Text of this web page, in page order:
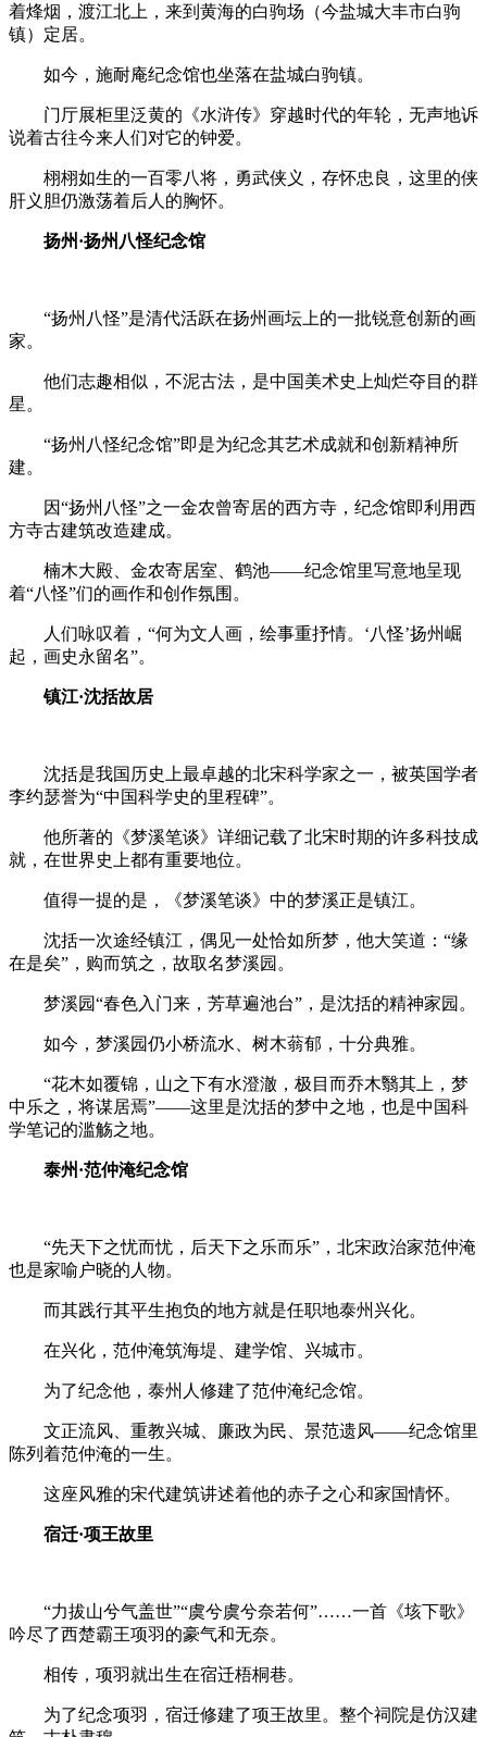
着烽烟，渡江北上，来到黄海的白驹场（今盐城大丰市白驹
镇）定居。
如今，施耐庵纪念馆也坐落在盐城白驹镇。
门厅展柜里泛黄的《水浒传》穿越时代的年轮，无声地诉
说着古往今来人们对它的钟爱。
栩栩如生的一百零八将，勇武侠义，存怀忠良，这里的侠
肝义胆仍激荡着后人的胸怀。
扬州 ·扬州八怪纪念馆
“扬州八怪”是清代活跃在扬州画坛上的一批锐意创新的画
家。
他们志趣相似，不泥古法，是中国美术史上灿烂夺目的群
星。
“扬州八怪纪念馆”即是为纪念其艺术成就和创新精神所
建。
因“扬州八怪”之一金农曾寄居的西方寺，纪念馆即利用西
方寺古建筑改造建成。
楠木大殿、金农寄居室、鹤池——纪念馆里写意地呈现
着“八怪”们的画作和创作氛围。
人们咏叹着，“何为文人画，绘事重抒情。‘八怪’扬州崛
起，画史永留名”。
镇江·沈括故居
沈括是我国历史上最卓越的北宋科学家之一，被英国学者
李约瑟誉为“中国科学史的里程碑”。
他所著的《梦溪笔谈》详细记载了北宋时期的许多科技成
就，在世界史上都有重要地位。
值得一提的是，《梦溪笔谈》中的梦溪正是镇江。
沈括一次途经镇江，偶见一处恰如所梦，他大笑道：“缘
在是矣”，购而筑之，故取名梦溪园。
梦溪园“春色入门来，芳草遍池台”，是沈括的精神家园。
如今，梦溪园仍小桥流水、树木蓊郁，十分典雅。
“花木如覆锦，山之下有水澄澈，极目而乔木翳其上，梦
中乐之，将谋居焉”——这里是沈括的梦中之地，也是中国科
学笔记的滥觞之地。
泰州 ·范仲淹纪念馆
“先天下之忧而忧，后天下之乐而乐”，北宋政治家范仲淹
也是家喻户晓的人物。
而其践行其平生抱负的地方就是任职地泰州兴化。
在兴化，范仲淹筑海堤、建学馆、兴城市。
为了纪念他，泰州人修建了范仲淹纪念馆。
文正流风、重教兴城、廉政为民、景范遗风——纪念馆里
陈列着范仲淹的一生。
这座风雅的宋代建筑讲述着他的赤子之心和家国情怀。
宿迁·项王故里
“力拔山兮气盖世”“虞兮虞兮奈若何”……一首《垓下歌》
吟尽了西楚霸王项羽的豪气和无奈。
相传，项羽就出生在宿迁梧桐巷。
为了纪念项羽，宿迁修建了项王故里。整个祠院是仿汉建